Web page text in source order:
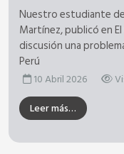
Nuestro estudiante
Martínez, publicó en
discusión una
Perú
10 Abril 2026
Leer más…